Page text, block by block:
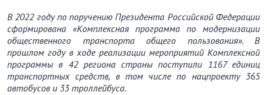
В 2022 году по поручению Президента Российской Федерации
сформирована «Комплексная программа по модернизации
общественного транспорта общего пользования». В
прошлом году в ходе реализации мероприятий Комплексной
программы в 42 региона страны поступили 1167 единиц
транспортных средств, в том числе по нацпроекту 365
автобусов и 33 троллейбуса.